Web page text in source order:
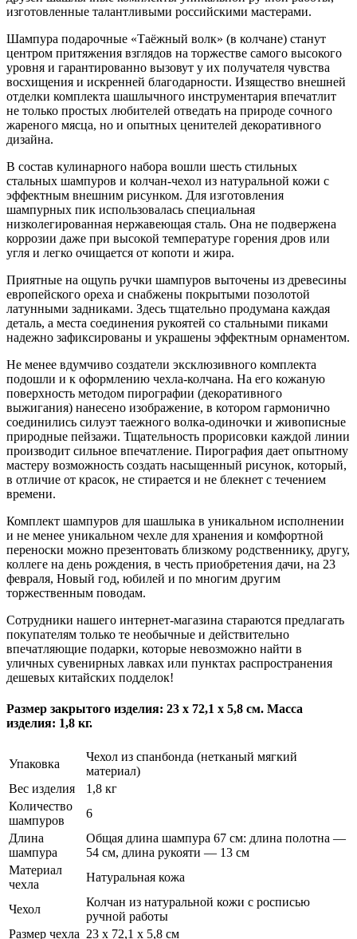
изготовленные талантливыми российскими мастерами.
Шампура подарочные «Таёжный волк» (в колчане) станут
центром притяжения взглядов на торжестве самого высокого
уровня и гарантированно вызовут у их получателя чувства
восхищения и искренней благодарности. Изящество внешней
отделки комплекта шашлычного инструментария впечатлит
не только простых любителей отведать на природе сочного
жареного мясца, но и опытных ценителей декоративного
дизайна.
В состав кулинарного набора вошли шесть стильных
стальных шампуров и колчан-чехол из натуральной кожи с
эффектным внешним рисунком. Для изготовления
шампурных пик использовалась специальная
низколегированная нержавеющая сталь. Она не подвержена
коррозии даже при высокой температуре горения дров или
угля и легко очищается от копоти и жира.
Приятные на ощупь ручки шампуров выточены из древесины
европейского ореха и снабжены покрытыми позолотой
латунными задниками. Здесь тщательно продумана каждая
деталь, а места соединения рукоятей со стальными пиками
надежно зафиксированы и украшены эффектным орнаментом.
Не менее вдумчиво создатели эксклюзивного комплекта
подошли и к оформлению чехла-колчана. На его кожаную
поверхность методом пирографии (декоративного
выжигания) нанесено изображение, в котором гармонично
соединились силуэт таежного волка-одиночки и живописные
природные пейзажи. Тщательность прорисовки каждой линии
производит сильное впечатление. Пирография дает опытному
мастеру возможность создать насыщенный рисунок, который,
в отличие от красок, не стирается и не блекнет с течением
времени.
Комплект шампуров для шашлыка в уникальном исполнении
и не менее уникальном чехле для хранения и комфортной
переноски можно презентовать близкому родственнику, другу,
коллеге на день рождения, в честь приобретения дачи, на 23
февраля, Новый год, юбилей и по многим другим
торжественным поводам.
Сотрудники нашего интернет-магазина стараются предлагать
покупателям только те необычные и действительно
впечатляющие подарки, которые невозможно найти в
уличных сувенирных лавках или пунктах распространения
дешевых китайских подделок!
Размер закрытого изделия: 23 х 72,1 х 5,8 см. Масса
изделия: 1,8 кг.
Упаковка
Чехол из спанбонда (нетканый мягкий
материал)
Вес изделия
1,8 кг
Количество
шампуров
6
Длина
шампура
Общая длина шампура 67 см: длина полотна —
54 см, длина рукояти — 13 см
Материал
чехла
Натуральная кожа
Чехол
Колчан из натуральной кожи с росписью
ручной работы
Размер чехла 23 х 72,1 х 5,8 см